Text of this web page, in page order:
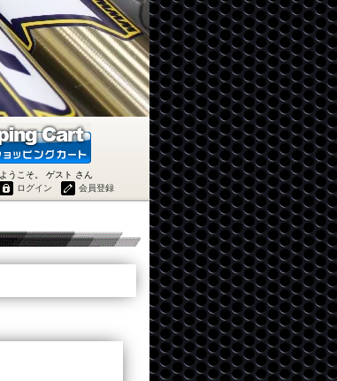
ようこそ。 ゲスト さん
ログイン
会員登録